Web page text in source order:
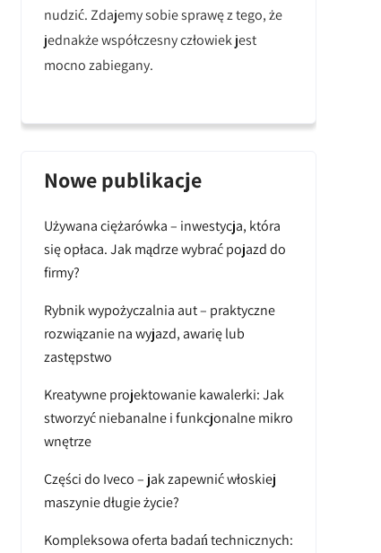
nudzić. Zdajemy sobie sprawę z tego, że
jednakże współczesny człowiek jest
mocno zabiegany.
Nowe publikacje
Używana ciężarówka – inwestycja, która
się opłaca. Jak mądrze wybrać pojazd do
firmy?
Rybnik wypożyczalnia aut – praktyczne
rozwiązanie na wyjazd, awarię lub
zastępstwo
Kreatywne projektowanie kawalerki: Jak
stworzyć niebanalne i funkcjonalne mikro
wnętrze
Części do Iveco – jak zapewnić włoskiej
maszynie długie życie?
Kompleksowa oferta badań technicznych: